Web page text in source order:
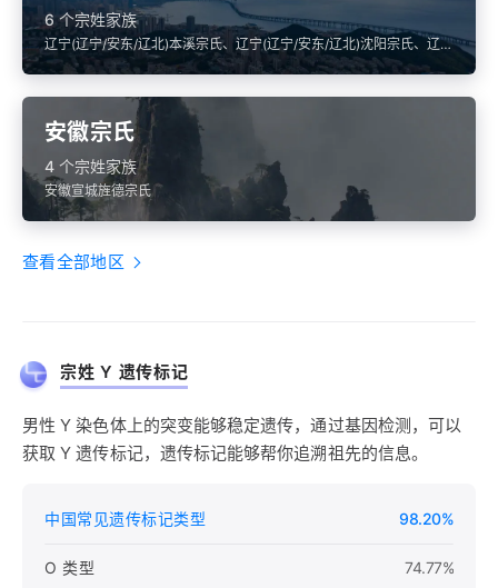
6 个宗姓家族
辽宁(辽宁/安东/辽北)本溪宗氏、辽宁(辽宁/安东/辽北)沈阳宗氏、辽宁
(辽宁/安东/辽北)阜新宗氏
安徽宗氏
4 个宗姓家族
安徽宣城旌德宗氏
查看全部地区
宗姓 Y 遗传标记
男性 Y 染色体上的突变能够稳定遗传，通过基因检测，可以
获取 Y 遗传标记，遗传标记能够帮你追溯祖先的信息。
中国常见遗传标记类型 98.20%
O 类型 74.77%